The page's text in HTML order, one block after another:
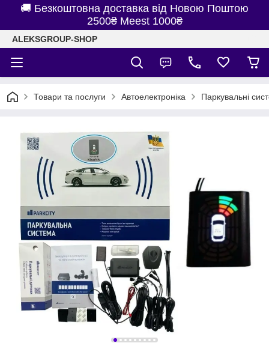
🚚 Безкоштовна доставка від Новою Поштою
2500₴ Meest 1000₴
ALEKSGROUP-SHOP
Товари та послуги Автоелектроніка Паркувальні